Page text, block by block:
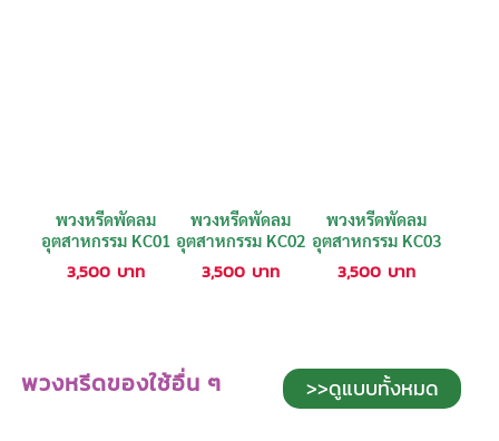
พวงหรีดพัดลม
อุตสาหกรรม KC01
3,500 บาท
พวงหรีดพัดลม
อุตสาหกรรม KC02
3,500 บาท
พวงหรีดพัดลม
อุตสาหกรรม KC03
3,500 บาท
พวงหรีดของใช้อื่น ๆ >>ดูแบบทั้งหมด